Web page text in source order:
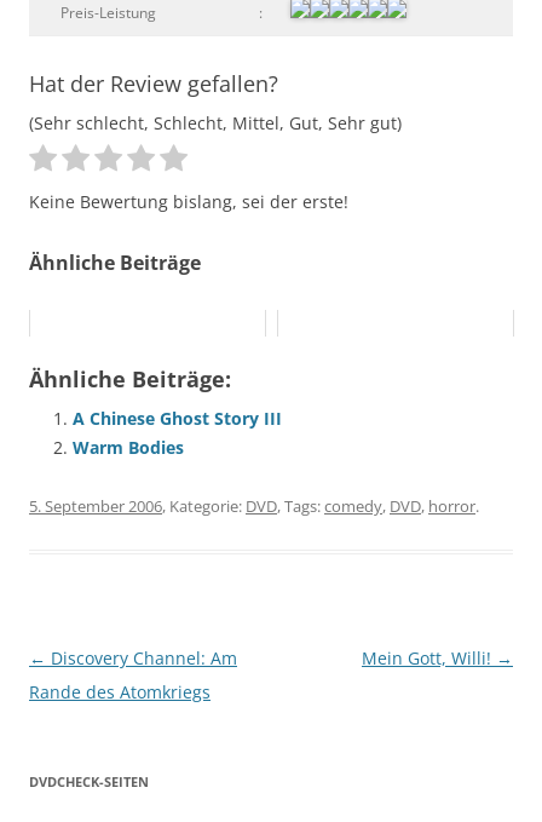
Preis-Leistung :
Hat der Review gefallen?
(Sehr schlecht, Schlecht, Mittel, Gut, Sehr gut)
Keine Bewertung bislang, sei der erste!
Ähnliche Beiträge
Ähnliche Beiträge:
A Chinese Ghost Story III
Warm Bodies
5. September 2006, Kategorie: DVD, Tags:comedy, DVD, horror.
Beitragsnavigation
← Discovery Channel: Am
Rande des Atomkriegs
Mein Gott, Willi! →
DVDCHECK-SEITEN